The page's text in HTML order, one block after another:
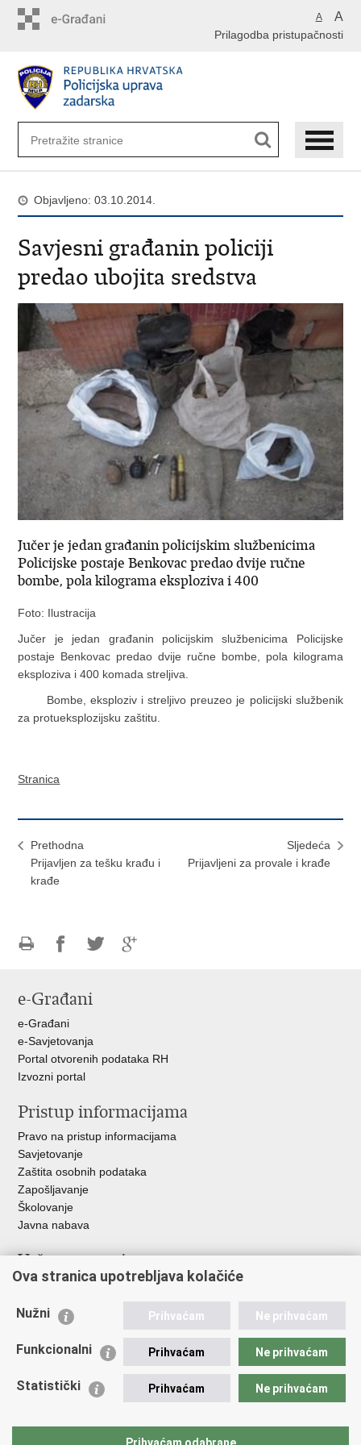
A A
Prilagodba pristupačnosti
Objavljeno: 03.10.2014.
Savjesni građanin policiji
predao ubojita sredstva
Jučer je jedan građanin policijskim službenicima
Policijske postaje Benkovac predao dvije ručne
bombe, pola kilograma eksploziva i 400
Foto: Ilustracija
Jučer je jedan građanin policijskim službenicima Policijske
postaje Benkovac predao dvije ručne bombe, pola kilograma
eksploziva i 400 komada streljiva.
Bombe, eksploziv i streljivo preuzeo je policijski službenik
za protueksplozijsku zaštitu.
Stranica
Prethodna
Prijavljen za tešku krađu i
krađe
Sljedeća
Prijavljeni za provale i krađe
FacebookuTwitteru
e-Građani
e-Građani
e-Savjetovanja
Portal otvorenih podataka RH
Izvozni portal
Pristup informacijama
Pravo na pristup informacijama
Savjetovanje
Zaštita osobnih podataka
Zapošljavanje
Školovanje
Javna nabava
Važne poveznice
Ministarstvo unutarnjih poslova
Udruge
Policijska akademija
Zaklada policijske solidarnosti
Vučetić"
Ova stranica upotrebljava kolačiće
Nužni Prihvaćam Ne prihvaćam
Funkcionalni Prihvaćam Ne prihvaćam
Statistički Prihvaćam Ne prihvaćam